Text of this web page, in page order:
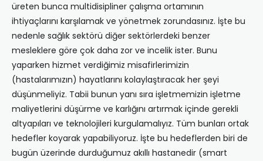
üreten bunca multidisipliner çalışma ortamının
ihtiyaçlarını karşılamak ve yönetmek zorundasınız. İşte bu
nedenle sağlık sektörü diğer sektörlerdeki benzer
mesleklere göre çok daha zor ve incelik ister. Bunu
yaparken hizmet verdiğimiz misafirlerimizin
(hastalarımızın) hayatlarını kolaylaştıracak her şeyi
düşünmeliyiz. Tabii bunun yanı sıra işletmemizin işletme
maliyetlerini düşürme ve karlığını artırmak içinde gerekli
altyapıları ve teknolojileri kurgulamalıyız. Tüm bunları ortak
hedefler koyarak yapabiliyoruz. İşte bu hedeflerden biri de
bugün üzerinde durduğumuz akıllı hastanedir (smart